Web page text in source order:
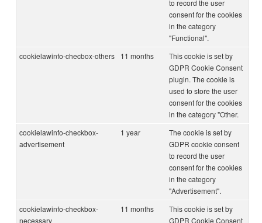
to record the user
consent for the cookies
in the category
"Functional".
cookielawinfo-checbox-others
11 months
This cookie is set by
GDPR Cookie Consent
plugin. The cookie is
used to store the user
consent for the cookies
in the category "Other.
cookielawinfo-checkbox-
advertisement
1 year
The cookie is set by
GDPR cookie consent
to record the user
consent for the cookies
in the category
"Advertisement".
cookielawinfo-checkbox-
necessary
11 months
This cookie is set by
GDPR Cookie Consent